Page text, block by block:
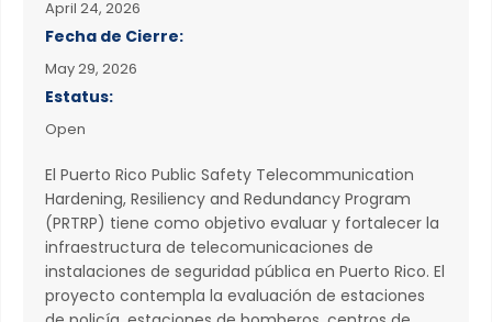
April 24, 2026
Fecha de Cierre:
May 29, 2026
Estatus:
Open
El Puerto Rico Public Safety Telecommunication
Hardening, Resiliency and Redundancy Program
(PRTRP) tiene como objetivo evaluar y fortalecer la
infraestructura de telecomunicaciones de
instalaciones de seguridad pública en Puerto Rico. El
proyecto contempla la evaluación de estaciones